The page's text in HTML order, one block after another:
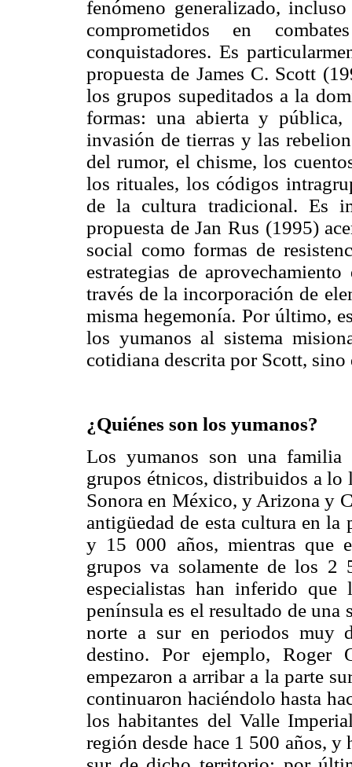
fenómeno generalizado,
comprometidos en
conquistadores. Es
propuesta de James C. Scott
los grupos supeditados a la
formas: una abierta y
invasión de tierras y las
del rumor, el chisme, los
los rituales, los códigos
de la cultura tradicional. Es
propuesta de Jan Rus (1995)
social como formas de
estrategias de
través de la incorporación de
misma hegemonía. Por último,
los yumanos al sistema
cotidiana descrita por Scott,
¿Quiénes son los yumanos?
Los yumanos son una
grupos étnicos, distribuidos a
Sonora en México, y Arizona y
antigüedad de esta cultura en la
y 15 000 años, mientras que
grupos va solamente de los 2
especialistas han inferido que
península es el resultado de
norte a sur en periodos muy
destino. Por ejemplo, Roger
empezaron a arribar a la parte
continuaron haciéndolo hasta
los habitantes del Valle
región desde hace 1 500 años, y